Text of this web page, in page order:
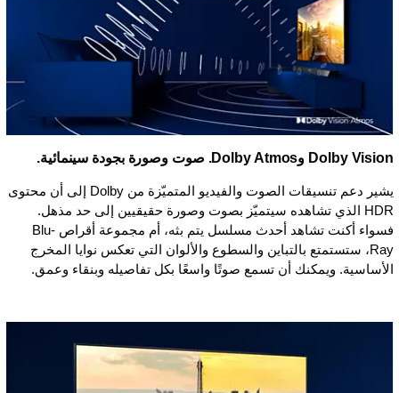
Dolby Vision وDolby Atmos. صوت وصورة بجودة سينمائية.
يشير دعم تنسيقات الصوت والفيديو المتميّزة من Dolby إلى أن محتوى
HDR الذي تشاهده سيتميّز بصوت وصورة حقيقيين إلى حد مذهل.
فسواء أكنت تشاهد أحدث مسلسل يتم بثه، أم مجموعة أقراص Blu-
Ray، ستستمتع بالتباين والسطوع والألوان التي تعكس نوايا المخرج
الأساسية. ويمكنك أن تسمع صوتًا واسعًا بكل تفاصيله وبنقاء وعمق.